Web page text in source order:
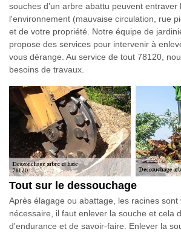
souches d’un arbre abattu peuvent entraver
l'environnement (mauvaise circulation, rue
et de votre propriété. Notre équipe de
propose des services pour intervenir à
vous dérange. Au service de tout 78120,
besoins de travaux.
Tout sur le dessouchage
Après élagage ou abattage, les racines sont
nécessaire, il faut enlever la souche et cela
d'endurance et de savoir-faire. Enlever la